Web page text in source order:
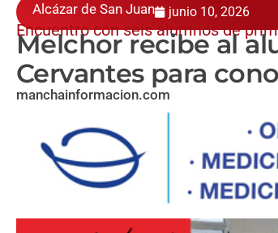
Alcázar de San Juan junio 10, 2026
Encuentro con seis alumnos de
Melchor recibe al
Cervantes para
manchainformacion.com